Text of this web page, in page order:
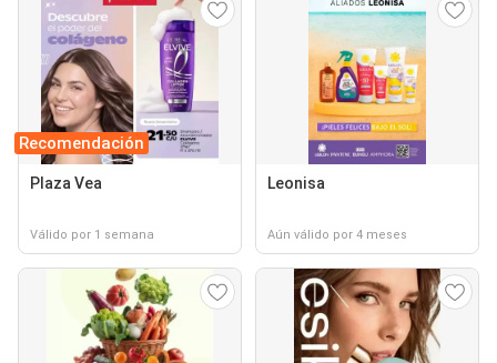
Recomendación
Plaza Vea
Válido por 1 semana
Leonisa
Aún válido por 4 meses